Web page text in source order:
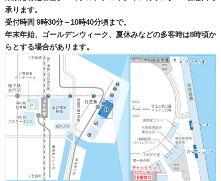
承ります。
受付時間 9時30分～10時40分頃まで。
年末年始、ゴールデンウィーク、夏休みなどの多客時は8時頃か
らとする場合があります。